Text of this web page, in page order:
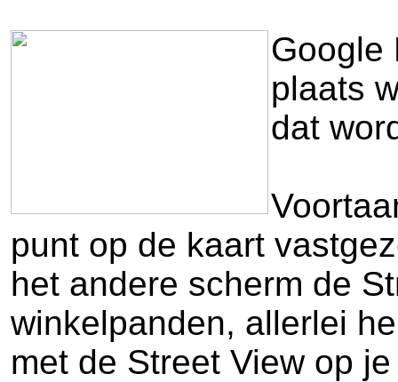
Google
plaats
dat
punt op de kaart
het andere scherm de
winkelpanden, allerlei
met de Street View op